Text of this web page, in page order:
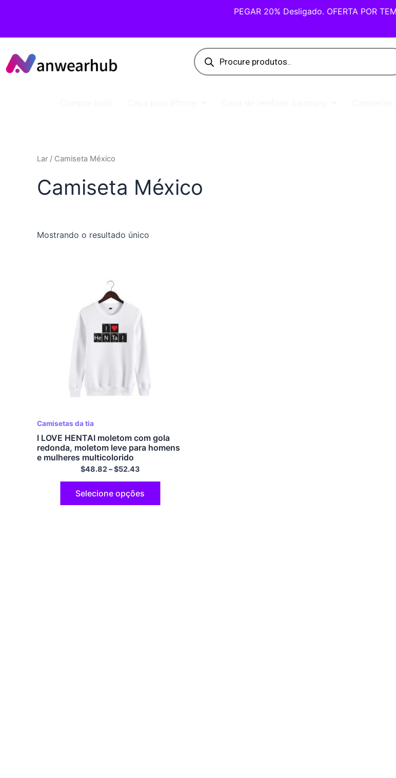
PEGAR 20% Desligado. OFERTA POR
Lar / Camiseta México
Camiseta México
Mostrando o resultado único
Camisetas da tia
I LOVE HENTAI moletom com gola
redonda, moletom leve para homens
e mulheres multicolorido
$48.82–$52.43
Selecione opções